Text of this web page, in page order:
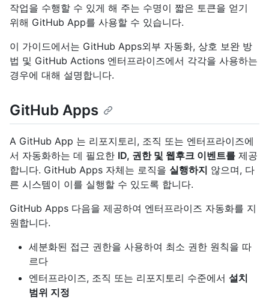
작업을 수행할 수 있게 해 주는 수명이 짧은 토큰을 얻기
위해 GitHub App를 사용할 수 있습니다.
이 가이드에서는 GitHub Apps외부 자동화, 상호 보완 방
법 및 GitHub Actions 엔터프라이즈에서 각각을 사용하는
경우에 대해 설명합니다.
GitHub Apps
A GitHub App 는 리포지토리, 조직 또는 엔터프라이즈에
서 자동화하는 데 필요한 ID, 권한 및 웹후크 이벤트를 제공
합니다. GitHub Apps 자체는 로직을 실행하지 않으며, 다
른 시스템이 이를 실행할 수 있도록 합니다.
GitHub Apps 다음을 제공하여 엔터프라이즈 자동화를 지
원합니다.
세분화된 접근 권한을 사용하여 최소 권한 원칙을 따
르다
엔터프라이즈, 조직 또는 리포지토리 수준에서 설치
범위 지정